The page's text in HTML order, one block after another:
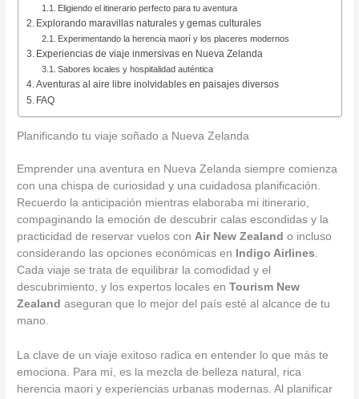
Eligiendo el itinerario perfecto para tu aventura
Explorando maravillas naturales y gemas culturales
Experimentando la herencia maorí y los placeres modernos
Experiencias de viaje inmersivas en Nueva Zelanda
Sabores locales y hospitalidad auténtica
Aventuras al aire libre inolvidables en paisajes diversos
FAQ
Planificando tu viaje soñado a Nueva Zelanda
Emprender una aventura en Nueva Zelanda siempre comienza
con una chispa de curiosidad y una cuidadosa planificación.
Recuerdo la anticipación mientras elaboraba mi itinerario,
compaginando la emoción de descubrir calas escondidas y la
practicidad de reservar vuelos conAir New Zealand o incluso
considerando las opciones económicas en
Indigo Airlines.
Cada viaje se trata de equilibrar la comodidad y el
descubrimiento, y los expertos locales enTourism New
Zealand aseguran que lo mejor del país esté al alcance de tu
mano.
La clave de un viaje exitoso radica en entender lo que más te
emociona. Para mí, es la mezcla de belleza natural, rica
herencia maori y experiencias urbanas modernas. Al planificar